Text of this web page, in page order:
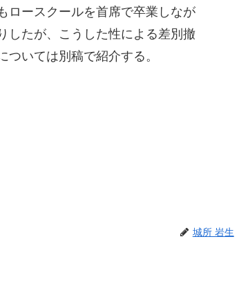
ロースクールを首席で卒業しなが
したが、こうした性による差別撤
いては別稿で紹介する。
城所 岩生